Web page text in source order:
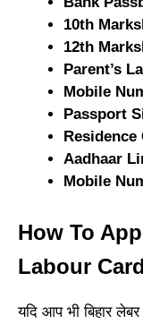
10th
12th
Parent’s
Mobile
Passport
Aadhaar
Mobile
How To
Labour
यदि आप भी बिहार